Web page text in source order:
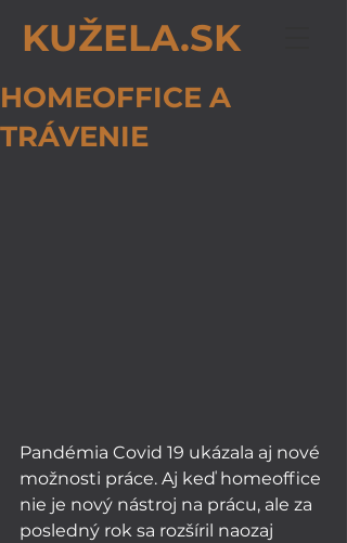
KUŽELA.SK
HOMEOFFICE A
TRÁVENIE
Pandémia Covid 19 ukázala aj nové
možnosti práce. Aj keď homeoffice
nie je nový nástroj na prácu, ale za
posledný rok sa rozšíril naozaj